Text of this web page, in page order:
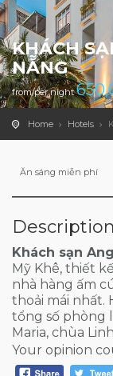
KHÁCH
NẴNG
from/per night
Home Hotels
Ăn sáng miễn phí
Description
Khách sạn
Mỹ Khê, thiết
nhà hàng ấm
thoải mái nhất.
tổng số phòng
Maria, chùa
Your opinion